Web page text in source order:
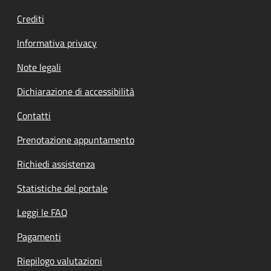
Crediti
Informativa privacy
Note legali
Dichiarazione di accessibilità
Contatti
Prenotazione appuntamento
Richiedi assistenza
Statistiche del portale
Leggi le FAQ
Pagamenti
Riepilogo valutazioni